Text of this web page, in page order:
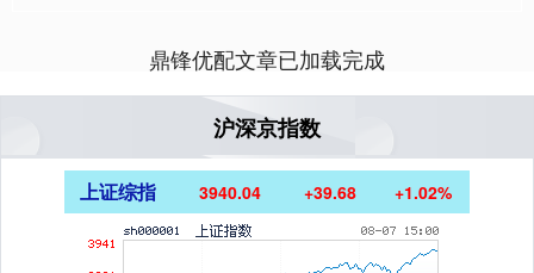
鼎锋优配文章已加载完成
沪深京指数
上证综指 3940.04 +39.68 +1.02%